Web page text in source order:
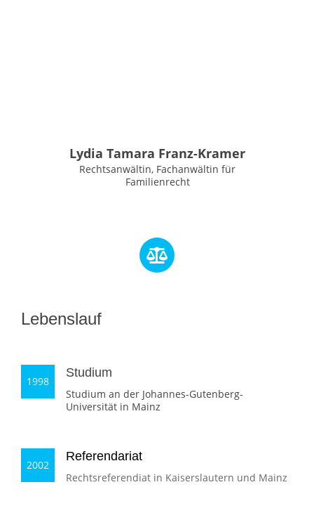
Lydia Tamara Franz-Kramer
Rechtsanwältin, Fachanwältin für
Familienrecht
Lebenslauf
1998
Studium
Studium an der Johannes-Gutenberg-
Universität in Mainz
2002
Referendariat
Rechtsreferendiat in Kaiserslautern und Mainz